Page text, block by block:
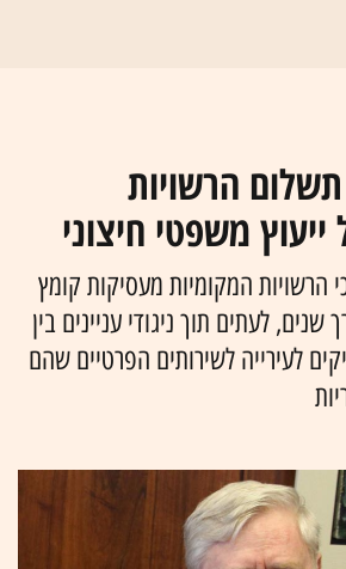
תשלום הרשויות
משפטי חיצוני
הרשויות המקומיות מעסיקות קומץ
שנים, לעתים תוך ניגודי עניינים בין
לעירייה לשירותים הפרטיים שהם